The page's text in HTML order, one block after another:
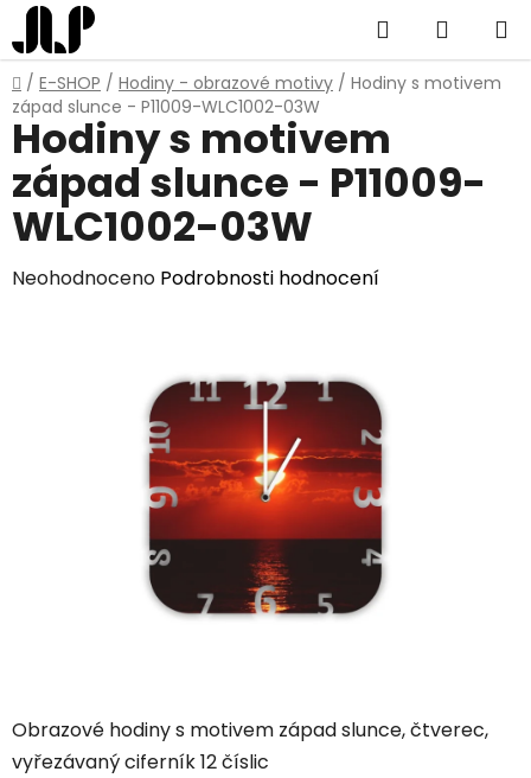
Přejít
na
obsah
Hledat
KOŠÍK
Domů
/ E-SHOP / Hodiny - obrazové motivy / Hodiny s motivem
západ slunce - P11009-WLC1002-03W
Obrazové hodiny s motivem západ slunce, čtverec,
vyřezávaný ciferník 12 číslic
Hodiny s motivem
západ slunce - P11009-
WLC1002-03W
Průměrné
Neohodnoceno Podrobnosti hodnocení